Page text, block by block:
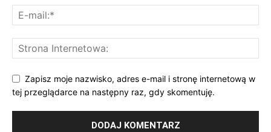
Zapisz moje nazwisko, adres e-mail i stronę internetową w
tej przeglądarce na następny raz, gdy skomentuję.